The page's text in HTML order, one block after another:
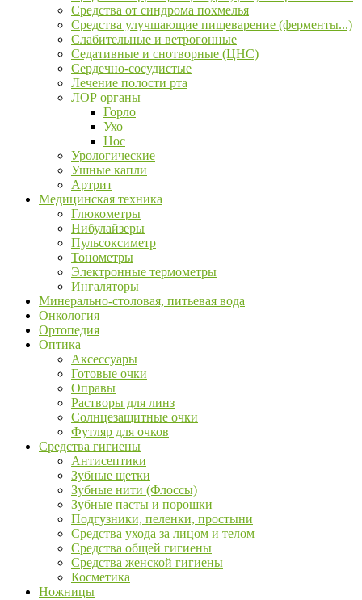
Средства от синдрома похмелья
Средства улучшающие пищеварение (ферменты...)
Слабительные и ветрогонные
Седативные и снотворные (ЦНС)
Сердечно-сосудистые
Лечение полости рта
ЛОР органы
Горло
Ухо
Нос
Урологические
Ушные капли
Артрит
Медицинская техника
Глюкометры
Нибулайзеры
Пульсоксиметр
Тонометры
Электронные термометры
Ингаляторы
Минерально-столовая, питьевая вода
Онкология
Ортопедия
Оптика
Аксессуары
Готовые очки
Оправы
Растворы для линз
Солнцезащитные очки
Футляр для очков
Средства гигиены
Антисептики
Зубные щетки
Зубные нити (Флоссы)
Зубные пасты и порошки
Подгузники, пеленки, простыни
Средства ухода за лицом и телом
Средства общей гигиены
Средства женской гигиены
Косметика
Ножницы